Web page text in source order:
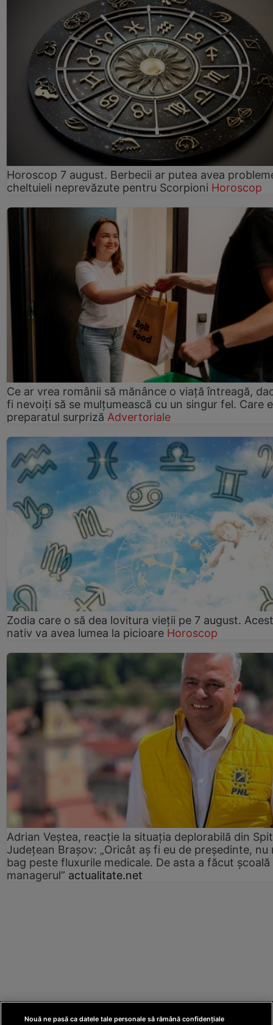
Horoscop 7 august. Berbecii ar putea avea
cheltuieli neprevăzute pentru Scorpioni Horoscop
Ce ar vrea românii să mănânce o viață întreagă,
fi nevoiți să se mulțumească cu un singur fel. Care e
preparatul surpriză Advertoriale
Zodia care o să dea lovitura vieții pe 7 august. Acest
nativ va avea lumea la picioare Horoscop
Adrian Veștea, reacție la situația deplorabilă din
Județean Brașov: „Oricât aș fi eu de președinte, nu
bag peste fluxurile medicale. De asta a făcut școală
managerul” actualitate.net
Nouă ne pasă ca datele tale personale să rămână confidențiale